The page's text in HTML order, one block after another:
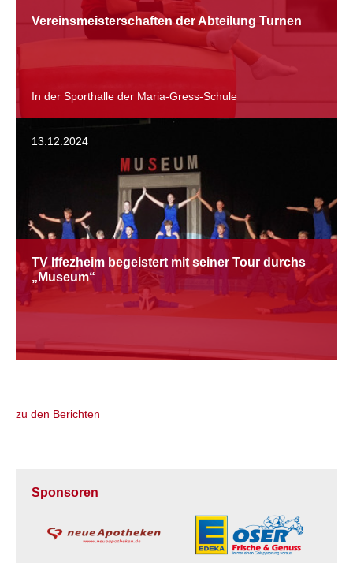
Vereinsmeisterschaften der Abteilung Turnen
In der Sporthalle der Maria-Gress-Schule
13.12.2024
TV Iffezheim begeistert mit seiner Tour durchs
„Museum“
zu den Berichten
Sponsoren